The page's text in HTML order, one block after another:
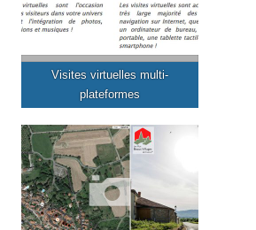
Visites virtuelles multi-
plateformes